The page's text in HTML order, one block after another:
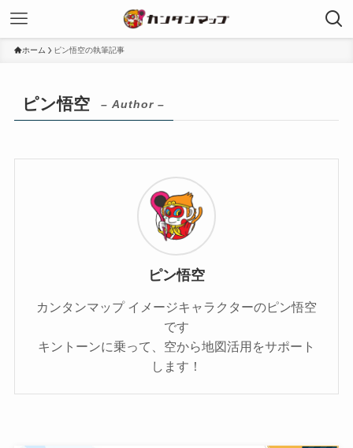
ホーム ピン悟空の執筆記事
ピン悟空 – Author –
ピン悟空
カンタンマップ イメージキャラクターのピン悟空
です
キントーンに乗って、空から地図活用をサポート
します！